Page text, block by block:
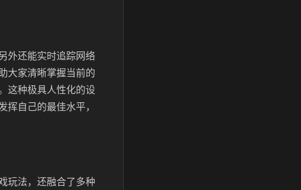
外还能实时追踪网络
大家清晰掌握当前的
这种极具人性化的设
自己的最佳水平，
玩法，还融合了多种